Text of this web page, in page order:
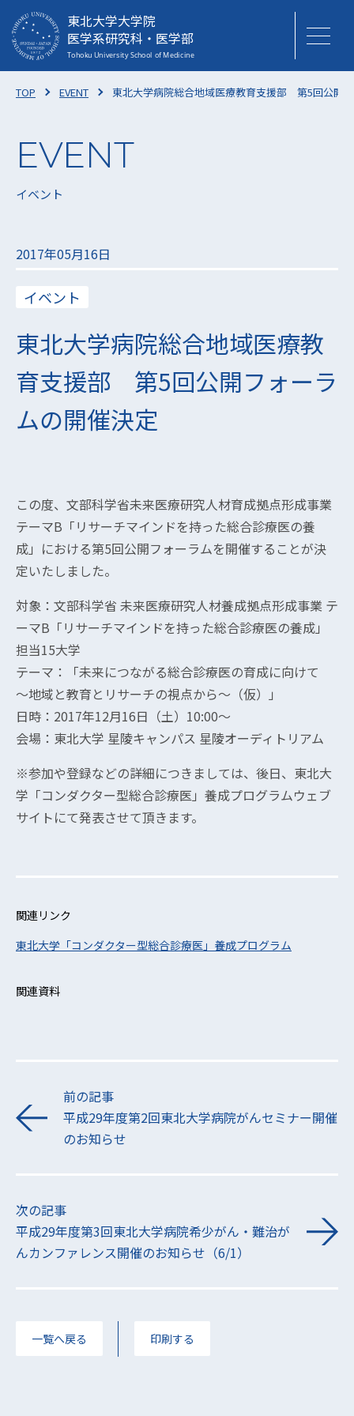
東北大学大学院
医学系研究科・医学部
TOP EVENT 東北大学病院総合地域医療教育支援部 第5回公開
イベント
2017年05月16日
イベント
東北大学病院総合地域医療教
育支援部 第5回公開フォーラ
ムの開催決定
この度、文部科学省未来医療研究人材育成拠点形成事業
テーマB「リサーチマインドを持った総合診療医の養
成」における第5回公開フォーラムを開催することが決
定いたしました。
対象：文部科学省 未来医療研究人材養成拠点形成事業 テ
ーマB「リサーチマインドを持った総合診療医の養成」
担当15大学
テーマ：「未来につながる総合診療医の育成に向けて
～地域と教育とリサーチの視点から～（仮）」
日時：2017年12月16日（土）10:00～
会場：東北大学 星陵キャンパス 星陵オーディトリアム
※参加や登録などの詳細につきましては、後日、東北大
学「コンダクター型総合診療医」養成プログラムウェブ
サイトにて発表させて頂きます。
関連リンク
東北大学「コンダクター型総合診療医」養成プログラム
関連資料
前の記事
平成29年度第2回東北大学病院がんセミナー開催
のお知らせ
次の記事
平成29年度第3回東北大学病院希少がん・難治が
んカンファレンス開催のお知らせ（6/1）
一覧へ戻る 印刷する